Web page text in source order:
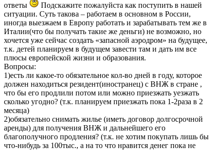
ответы
Подскажите пожалуйста как поступить в нашей
ситуации. Суть такова – работаем в основном в России,
иногда выезжаем в Европу работать и зарабатывать тем же в
Италии(что бы получать такие же деньги) не возможно, но
хочется уже сейчас создать «запасной аэродром» на будущее,
т.к. детей планируем в будущем завести там и дать им все
плюсы европейской жизни и образования.
Вопросы:
1)есть ли какое-то обязательное кол-во дней в году, которое
должен находиться резидент(иностранец) с ВНЖ в стране ,
что бы его продлили потом или можно приезжать уезжать
сколько угодно? (т.к. планируем приезжать пока 1-2раза в 2
месяца)
2)обязательно снимать жилье (иметь договор долгосрочной
аренды) для получения ВНЖ и дальнейшего его
благополучного продления? (т.к. не хотим покупать лишь бы
что-нибудь за 100тыс., а на то что нравится денег пока не